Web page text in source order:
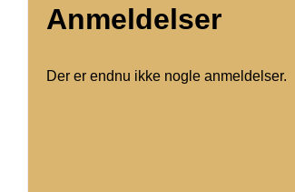
Anmeldelser
Der er endnu ikke nogle anmeldelser.